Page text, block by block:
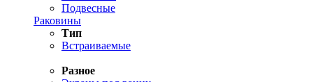
Подвесные
Раковины
Тип
Встраиваемые
Разное